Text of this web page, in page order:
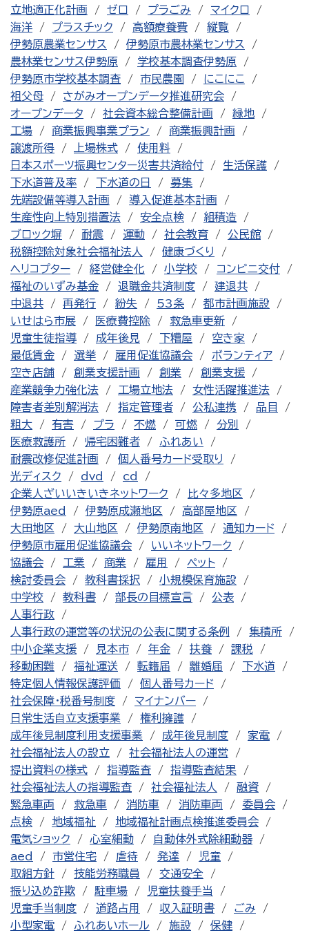
立地適正化計画
ゼロ プラごみ
マイクロ
海洋
プラスチック 高額療養費
縦覧
伊勢原農業センサス
伊勢原市農林業センサス
農林業センサス伊勢原
学校基本調査伊勢原
伊勢原市学校基本調査
市民農園
にこにこ
祖父母
さがみオープンデータ推進研究会
オープンデータ
社会資本総合整備計画
緑地
工場
商業振興事業プラン
商業振興計画
譲渡所得
上場株式
使用料
日本スポーツ振興センター災害共済給付
生活保護
下水道普及率
下水道の日
募集
先端設備等導入計画
導入促進基本計画
生産性向上特別措置法
安全点検
組積造
ブロック塀
耐震 運動 社会教育
公民館
税額控除対象社会福祉法人
健康づくり
ヘリコプター
経営健全化 小学校
コンビニ交付
福祉のいずみ基金
退職金共済制度
建退共
中退共
再発行 紛失 53条
都市計画施設
いせはら市展
医療費控除
救急車更新
児童生徒指導
成年後見 下糟屋
空き家
最低賃金
選挙 雇用促進協議会
ボランティア
空き店舗
創業支援計画 創業
創業支援
産業競争力強化法
工場立地法
女性活躍推進法
障害者差別解消法
指定管理者 公私連携
品目
粗大
有害 プラ 不燃 可燃
分別
医療救護所
帰宅困難者
ふれあい
耐震改修促進計画
個人番号カード受取り
光ディスク
dvd
cd
企業人ざいいきいきネットワーク
比々多地区
伊勢原aed
伊勢原成瀬地区
高部屋地区
大田地区
大山地区 伊勢原南地区
通知カード
伊勢原市雇用促進協議会
いいネットワーク
協議会
工業 商業 雇用
ペット
検討委員会
教科書採択
小規模保育施設
中学校
教科書 部長の目標宣言
公表
人事行政
人事行政の運営等の状況の公表に関する条例
集積所
中小企業支援
見本市 年金 扶養
課税
移動困難
福祉運送 転籍届 離婚届
下水道
特定個人情報保護評価
個人番号カード
社会保障・税番号制度
マイナンバー
日常生活自立支援事業
権利擁護
成年後見制度利用支援事業
成年後見制度
家電
社会福祉法人の設立
社会福祉法人の運営
提出資料の様式
指導監査
指導監査結果
社会福祉法人の指導監査
社会福祉法人
融資
緊急車両
救急車 消防車 消防車両
委員会
点検
地域福祉
地域福祉計画点検推進委員会
電気ショック
心室細動
自動体外式除細動器
aed
市営住宅 虐待 発達
児童
取組方針
技能労務職員
交通安全
振り込め詐欺
駐車場
児童扶養手当
児童手当制度
道路占用 収入証明書
ごみ
小型家電
ふれあいホール 施設 保健